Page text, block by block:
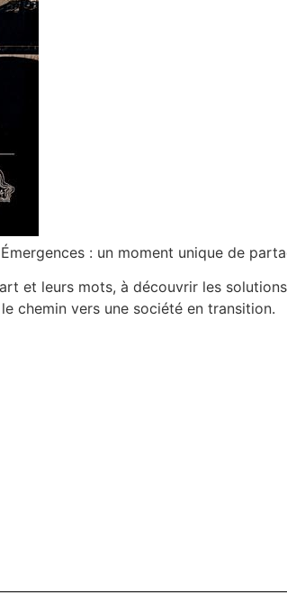
: un moment unique de
et leurs mots, à découvrir les
chemin vers une société en transition.